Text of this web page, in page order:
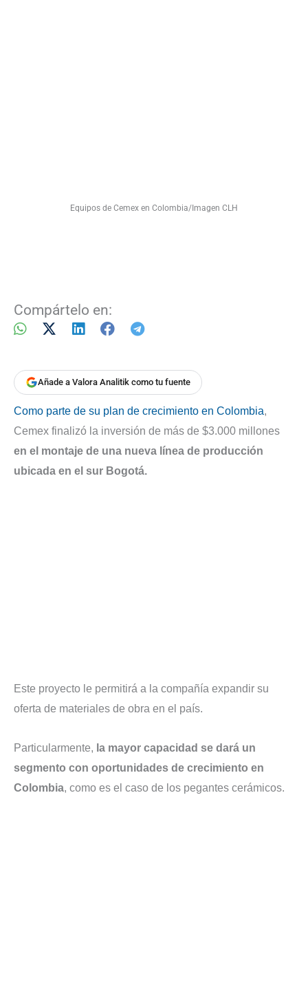
Equipos de Cemex en Colombia/Imagen CLH
Compártelo en:
Añade a Valora Analitik como tu fuente
Como parte de su plan de crecimiento en Colombia,
Cemex finalizó la inversión de más de $3.000 millones
en el montaje de una nueva línea de producción
ubicada en el sur Bogotá.
Este proyecto le permitirá a la compañía expandir su
oferta de materiales de obra en el país.
Particularmente, la mayor capacidad se dará un
segmento con oportunidades de crecimiento en
Colombia, como es el caso de los pegantes cerámicos.